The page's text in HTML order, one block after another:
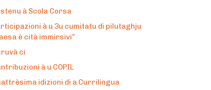
à Scola Corsa
à u 3u cumitatu di pilutaghju
è cità immirsivi”
ci
à u COPIL
idizioni di a Currilingua